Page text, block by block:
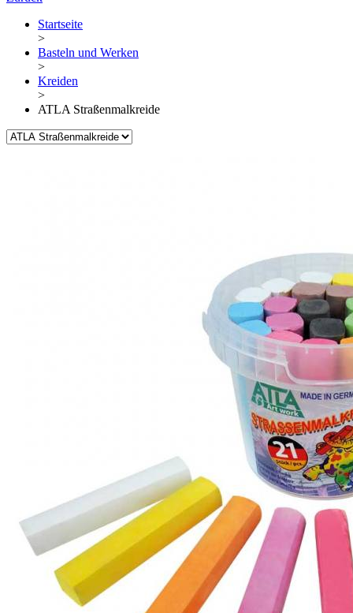
Startseite
>
Basteln und Werken
>
Kreiden
>
ATLA Straßenmalkreide